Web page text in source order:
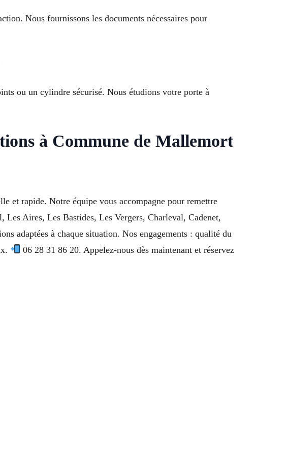
Nous fournissons les documents nécessaires pour
ou un cylindre sécurisé. Nous étudions votre porte à
à Commune de Mallemort
et rapide. Notre équipe vous accompagne pour remettre
Aires, Les Bastides, Les Vergers, Charleval, Cadenet,
adaptées à chaque situation. Nos engagements : qualité du
06 28 31 86 20. Appelez-nous dès maintenant et réservez